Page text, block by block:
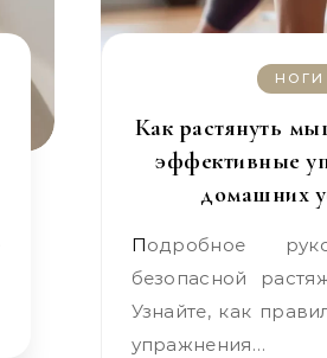
НОГИ
Как растянуть
эффективные
домашних
Подробное руководство по
безопасной
Узнайте, как
упражнения…